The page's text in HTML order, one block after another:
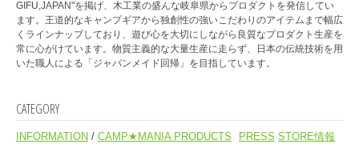
GIFU,JAPAN"を掲げ、木工業の盛んな岐阜県からプロダクトを発信してい
ます。王道的なキャンプギアから独創性の強いこだわりのアイテムまで幅広
くラインナップしており、遊び心を大切にしながら良質なプロダクト生産を
常に心がけています。物質主義的な大量生産に走らず、日本の伝統技術を用
いた職人による「ジャパンメイド回帰」を目指しています。
CATEGORY
INFORMATION CAMP★MANIA PRODUCTS PRESS STORE情報